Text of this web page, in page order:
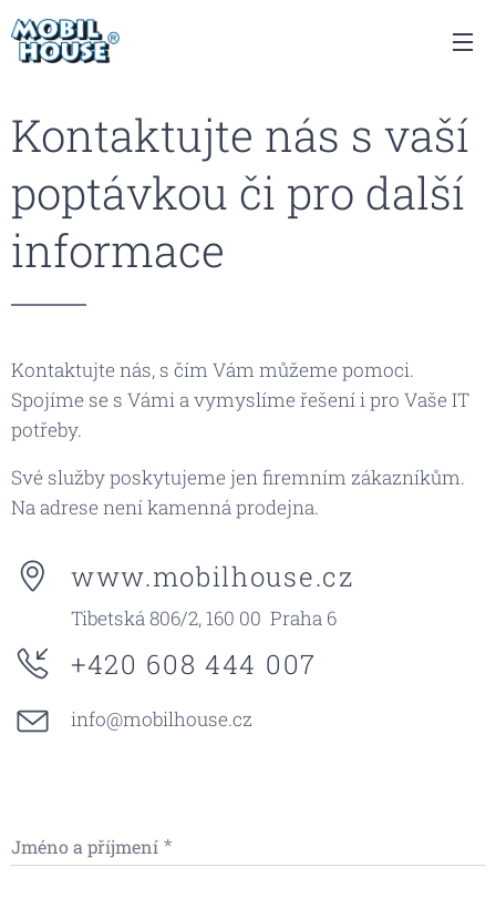
Kontaktujte nás s vaší
poptávkou či pro další
informace
Kontaktujte nás, s čím Vám můžeme pomoci.
Spojíme se s Vámi a vymyslíme řešení i pro Vaše IT
potřeby.
Své služby poskytujeme jen firemním zákazníkům.
Na adrese není kamenná prodejna.
www.mobilhouse.cz
Tibetská 806/2, 160 00 Praha 6
+420 608 444 007
info@mobilhouse.cz
Jméno a příjmení